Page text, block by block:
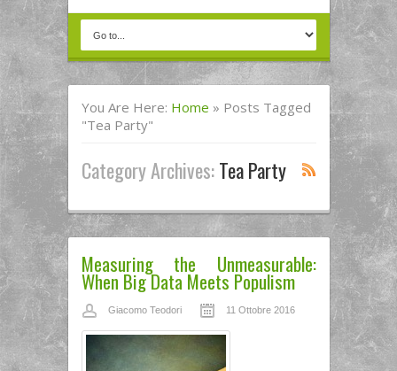
You Are Here: Home » Posts Tagged
"tea Party"
Category Archives:Tea Party
Measuring the Unmeasurable:
When Big Data Meets Populism
Giacomo Teodori 11 Ottobre 2016